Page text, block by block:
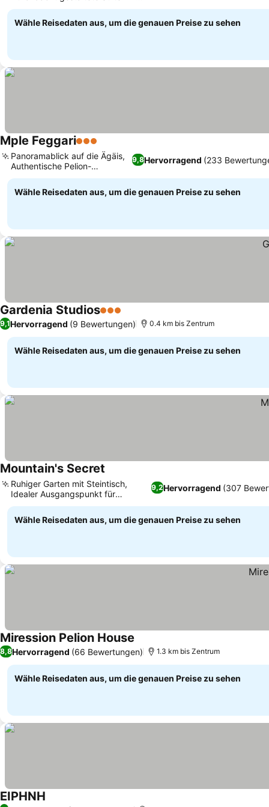
Kamin
Wähle Reisedaten aus, um die genauen Preise zu sehen
Mple Feggari3 Sterne
9,8Hervorragend (233
Panoramablick auf die Ägäis,
Authentische Pelion-
Einrichtung
Wähle Reisedaten aus, um die genauen Preise zu sehen
Gardenia Studios3 Sterne
9,1Hervorragend (9 Bewertungen) 0.4 km bis Zentrum
Wähle Reisedaten aus, um die genauen Preise zu sehen
Mountain's Secret
9,2Hervorragend (307
Ruhiger Garten mit Steintisch,
Idealer Ausgangspunkt für
Wanderabenteuer
Wähle Reisedaten aus, um die genauen Preise zu sehen
Miression Pelion House
8,8Hervorragend (66 Bewertungen) 1.3 km bis Zentrum
Wähle Reisedaten aus, um die genauen Preise zu sehen
ΕΙΡΗΝΗ